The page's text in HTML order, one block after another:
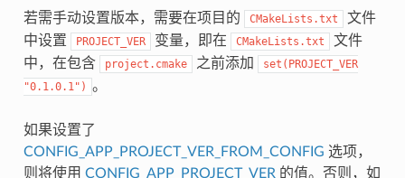
若需手动设置版本，需要在项目的 CMakeLists.txt
文件
中设置
PROJECT_VER 变量，即在 CMakeLists.txt
文件
中，在包含
project.cmake 之前添加
set(PROJECT_VER
"0.1.0.1") 。
如果设置了
CONFIG_APP_PROJECT_VER_FROM_CONFIG 选项，
则将使用 CONFIG_APP_PROJECT_VER 的值。否则，如